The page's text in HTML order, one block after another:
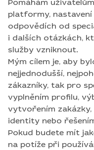
bezpečné jak pro
Ráda poradím s
správné kategorie,
nabídky, ověřením
technického
dotazy nebo
webu, můžete se na
srozumitelně
nejrychleji.
Pomáhám
platformy,
odpovědích od
i dalších otázkách,
služby vzniknout.
Mým cílem je, aby
nejjednodušší,
zákazníky, tak pro
vyplněním profilu,
vytvořením zakázky,
identity nebo
Pokud budete mít
na potíže při